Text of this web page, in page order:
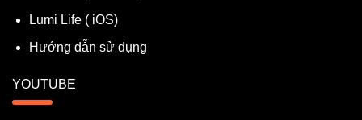
Lumi Life ( iOS)
Hướng dẫn sử dụng
YOUTUBE